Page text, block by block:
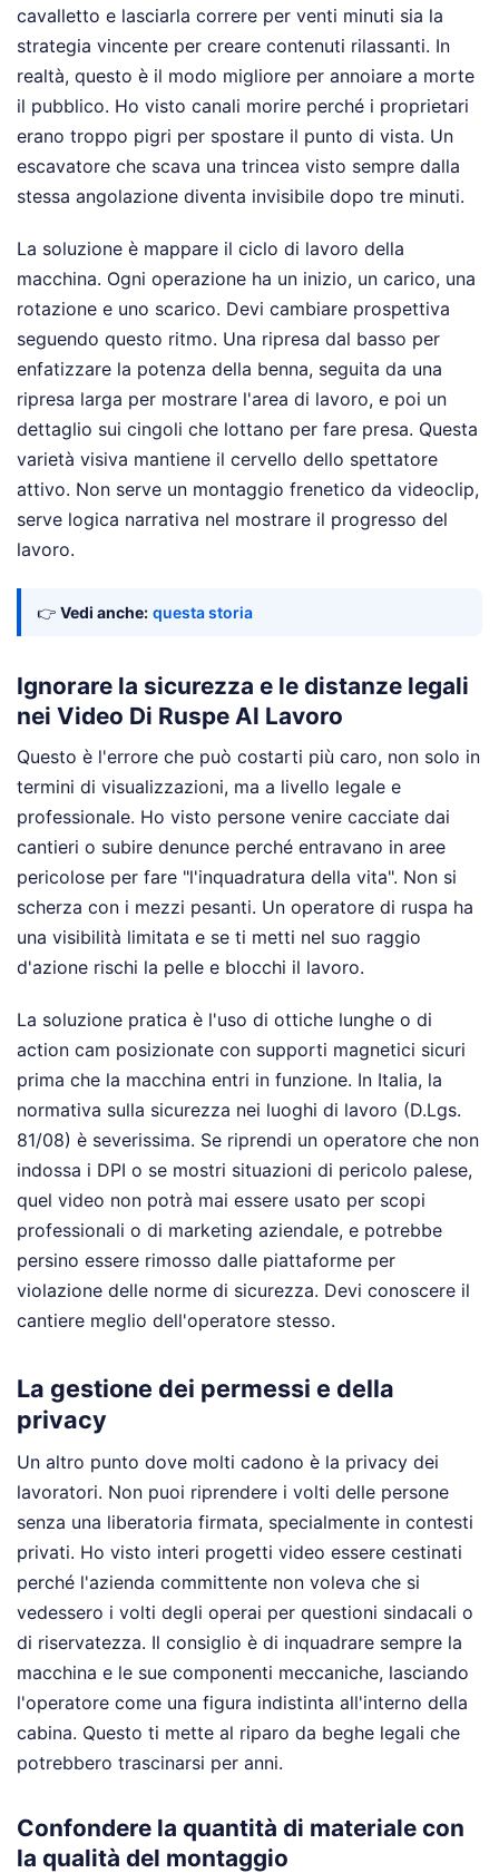
cavalletto e lasciarla correre per venti minuti sia la
strategia vincente per creare contenuti rilassanti. In
realtà, questo è il modo migliore per annoiare a morte
il pubblico. Ho visto canali morire perché i proprietari
erano troppo pigri per spostare il punto di vista. Un
escavatore che scava una trincea visto sempre dalla
stessa angolazione diventa invisibile dopo tre minuti.
La soluzione è mappare il ciclo di lavoro della
macchina. Ogni operazione ha un inizio, un carico, una
rotazione e uno scarico. Devi cambiare prospettiva
seguendo questo ritmo. Una ripresa dal basso per
enfatizzare la potenza della benna, seguita da una
ripresa larga per mostrare l'area di lavoro, e poi un
dettaglio sui cingoli che lottano per fare presa. Questa
varietà visiva mantiene il cervello dello spettatore
attivo. Non serve un montaggio frenetico da videoclip,
serve logica narrativa nel mostrare il progresso del
lavoro.
👉 Vedi anche: questa storia
Ignorare la sicurezza e le distanze legali
nei Video Di Ruspe Al Lavoro
Questo è l'errore che può costarti più caro, non solo in
termini di visualizzazioni, ma a livello legale e
professionale. Ho visto persone venire cacciate dai
cantieri o subire denunce perché entravano in aree
pericolose per fare "l'inquadratura della vita". Non si
scherza con i mezzi pesanti. Un operatore di ruspa ha
una visibilità limitata e se ti metti nel suo raggio
d'azione rischi la pelle e blocchi il lavoro.
La soluzione pratica è l'uso di ottiche lunghe o di
action cam posizionate con supporti magnetici sicuri
prima che la macchina entri in funzione. In Italia, la
normativa sulla sicurezza nei luoghi di lavoro (D.Lgs.
81/08) è severissima. Se riprendi un operatore che non
indossa i DPI o se mostri situazioni di pericolo palese,
quel video non potrà mai essere usato per scopi
professionali o di marketing aziendale, e potrebbe
persino essere rimosso dalle piattaforme per
violazione delle norme di sicurezza. Devi conoscere il
cantiere meglio dell'operatore stesso.
La gestione dei permessi e della
privacy
Un altro punto dove molti cadono è la privacy dei
lavoratori. Non puoi riprendere i volti delle persone
senza una liberatoria firmata, specialmente in contesti
privati. Ho visto interi progetti video essere cestinati
perché l'azienda committente non voleva che si
vedessero i volti degli operai per questioni sindacali o
di riservatezza. Il consiglio è di inquadrare sempre la
macchina e le sue componenti meccaniche, lasciando
l'operatore come una figura indistinta all'interno della
cabina. Questo ti mette al riparo da beghe legali che
potrebbero trascinarsi per anni.
Confondere la quantità di materiale con
la qualità del montaggio